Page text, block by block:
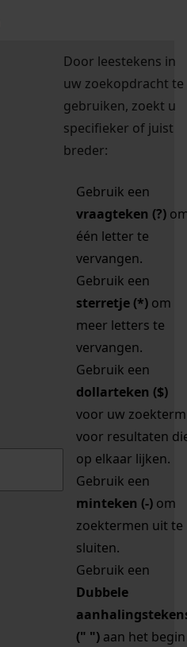
Door leestekens in
uw zoekopdracht te
gebruiken, zoekt u
specifieker of juist
breder:
Gebruik een
vraagteken (?)
één letter te
vervangen.
Gebruik een
sterretje (*) om
meer letters te
vervangen.
Gebruik een
dollarteken ($)
voor uw zoekterm
voor resultaten
op elkaar lijken.
Gebruik een
minteken (-) om
zoektermen uit te
sluiten.
Gebruik een
Dubbele
(" ") aan het begin